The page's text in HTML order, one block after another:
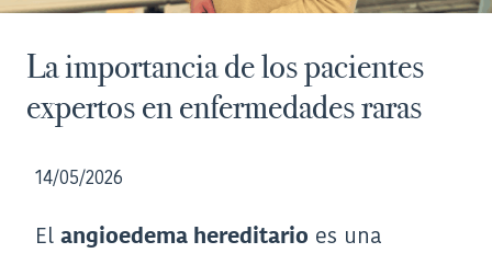
La importancia de los pacientes
expertos en enfermedades raras
14/05/2026
El angioedema hereditario es una